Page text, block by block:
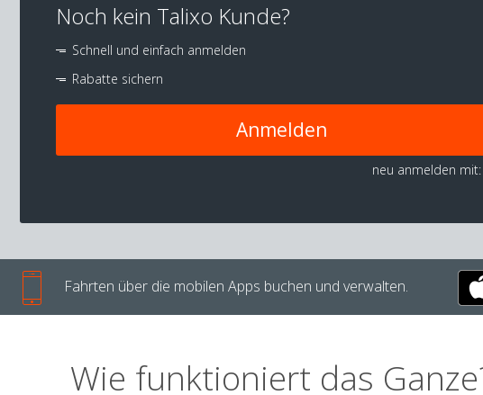
Noch kein Talixo Kunde?
Schnell und einfach anmelden
Rabatte sichern
Anmelden
neu anmelden mit:
Fahrten über die mobilen Apps buchen und verwalten.
Wie funktioniert das